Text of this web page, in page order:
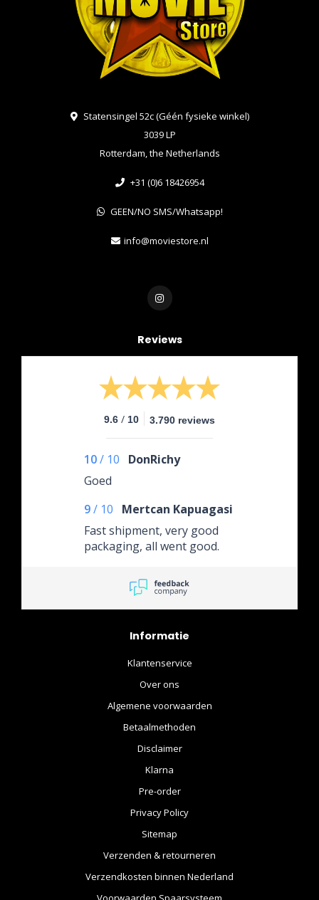
Statensingel 52c (Géén fysieke winkel)
3039 LP
Rotterdam, the Netherlands
+31 (0)6 18426954
GEEN/NO SMS/Whatsapp!
info@moviestore.nl
Reviews
9.6 / 10 3.790 reviews
10/ 10
DonRichy
Goed
9/ 10
Mertcan Kapuagasi
Fast shipment, very good
packaging, all went good.
Informatie
Klantenservice
Over ons
Algemene voorwaarden
Betaalmethoden
Disclaimer
Klarna
Pre-order
Privacy Policy
Sitemap
Verzenden & retourneren
Verzendkosten binnen Nederland